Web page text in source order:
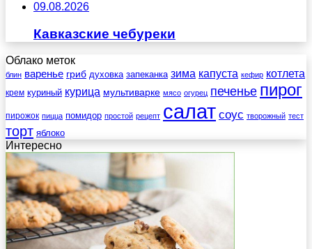
09.08.2026
Кавказские чебуреки
Облако меток
блин варенье гриб духовка запеканка зима капуста кефир котлета
крем куриный курица мультиварке мясо огурец печенье пирог
пирожок пицца помидор простой рецепт салат соус творожный тест
торт яблоко
Интересно